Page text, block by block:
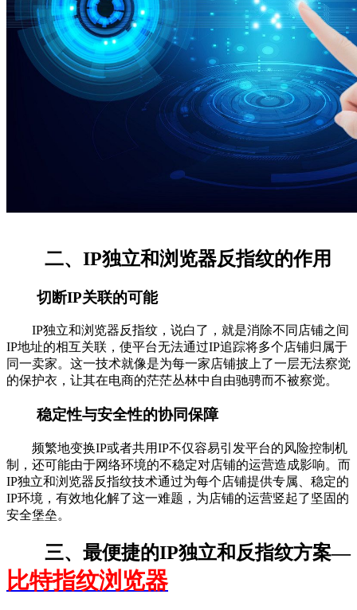
二、IP独立和浏览器反指纹的作用
切断IP关联的可能
IP独立和浏览器反指纹，说白了，就是消除不同店铺之间
IP地址的相互关联，使平台无法通过IP追踪将多个店铺归属于
同一卖家。这一技术就像是为每一家店铺披上了一层无法察觉
的保护衣，让其在电商的茫茫丛林中自由驰骋而不被察觉。
稳定性与安全性的协同保障
频繁地变换IP或者共用IP不仅容易引发平台的风险控制机
制，还可能由于网络环境的不稳定对店铺的运营造成影响。而
IP独立和浏览器反指纹技术通过为每个店铺提供专属、稳定的
IP环境，有效地化解了这一难题，为店铺的运营竖起了坚固的
安全堡垒。
三、最便捷的IP独立和反指纹方案—
比特指纹浏览器